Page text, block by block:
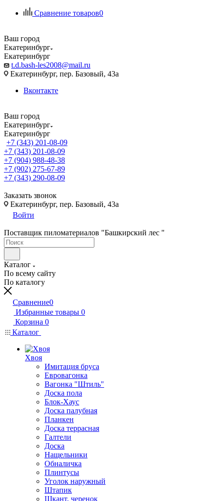
Сравнение товаров0
Ваш город
Екатеринбург
Екатеринбург
t.d.bash-les2008@mail.ru
Екатеринбург, пер. Базовый, 43а
Вконтакте
Ваш город
Екатеринбург
Екатеринбург
+7 (343) 201-08-09
+7 (343) 201-08-09
+7 (904) 988-48-38
+7 (902) 275-67-89
+7 (343) 290-08-09
Заказать звонок
Екатеринбург, пер. Базовый, 43а
Войти
Поставщик пиломатериалов "Башкирский лес "
Каталог
По всему сайту
По каталогу
Сравнение0
Избранные товары 0
Корзина 0
Каталог
Хвоя
Имитация бруса
Евровагонка
Вагонка "Штиль"
Доска пола
Блок-Хаус
Доска палубная
Планкен
Доска террасная
Галтели
Доска
Нащельники
Обналичка
Плинтусы
Уголок наружный
Штапик
Шкант, черенок